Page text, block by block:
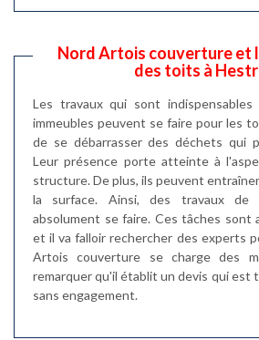
Nord Artois couverture et
des toits à
Les travaux qui sont
immeubles peuvent se faire pour les
de se débarrasser des déchets qui
Leur présence porte atteinte à
structure. De plus, ils peuvent
la surface. Ainsi, des travaux de
absolument se faire. Ces tâches sont
et il va falloir rechercher des experts
Artois couverture se charge des
remarquer qu'il établit un devis qui
sans engagement.